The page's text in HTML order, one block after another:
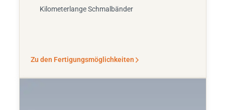
Kilometerlange Schmalbänder
Zu den Fertigungsmöglichkeiten